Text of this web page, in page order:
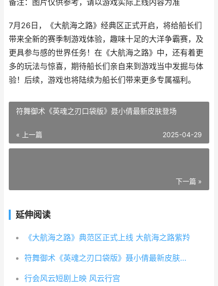
备注：图片仅供参考，请以游戏实际上线内容为准
7月26日，《大航海之路》经典区正式开启，将给船长们
带来全新的赛季制游戏体验，趣味十足的大洋争霸赛，及
更具参与感的世界任务！在《大航海之路》中，还有着更
多的玩法与惊喜，期待船长们亲自来到游戏当中发掘与体
验！后续，游戏也将陆续为船长们带来更多专属福利。
符舞御术《英魂之刃口袋版》聂小倩最新皮肤登场
« 上一篇 2025-04-29
下一篇 »
延伸阅读
《大航海之路》典范区正式上线 大航海之路紫羚
符舞御术《英魂之刃口袋版》聂小倩最新皮肤登场
行会风云短剧上映 风云行宫